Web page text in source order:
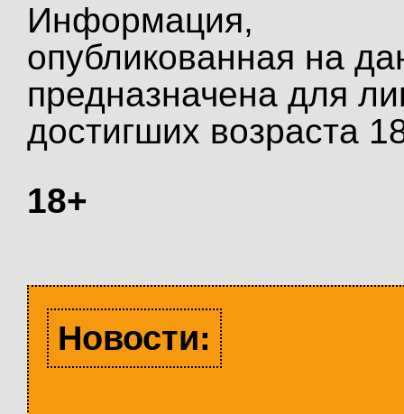
Информация,
опубликованная на
предназначена для
достигших возраста
18+
Новости: